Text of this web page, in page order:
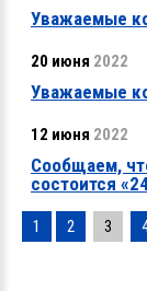
Уважаемые
20 июня 2022
Уважаемые
12 июня 2022
Сообщаем,
состоится
1 2 3